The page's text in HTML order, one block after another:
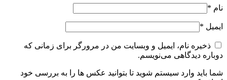
نام *
ایمیل *
ذخیره نام، ایمیل و وبسایت من در مرورگر برای زمانی که
دوباره دیدگاهی می‌نویسم.
شما باید وارد سیستم شوید تا بتوانید عکس ها را به بررسی خود